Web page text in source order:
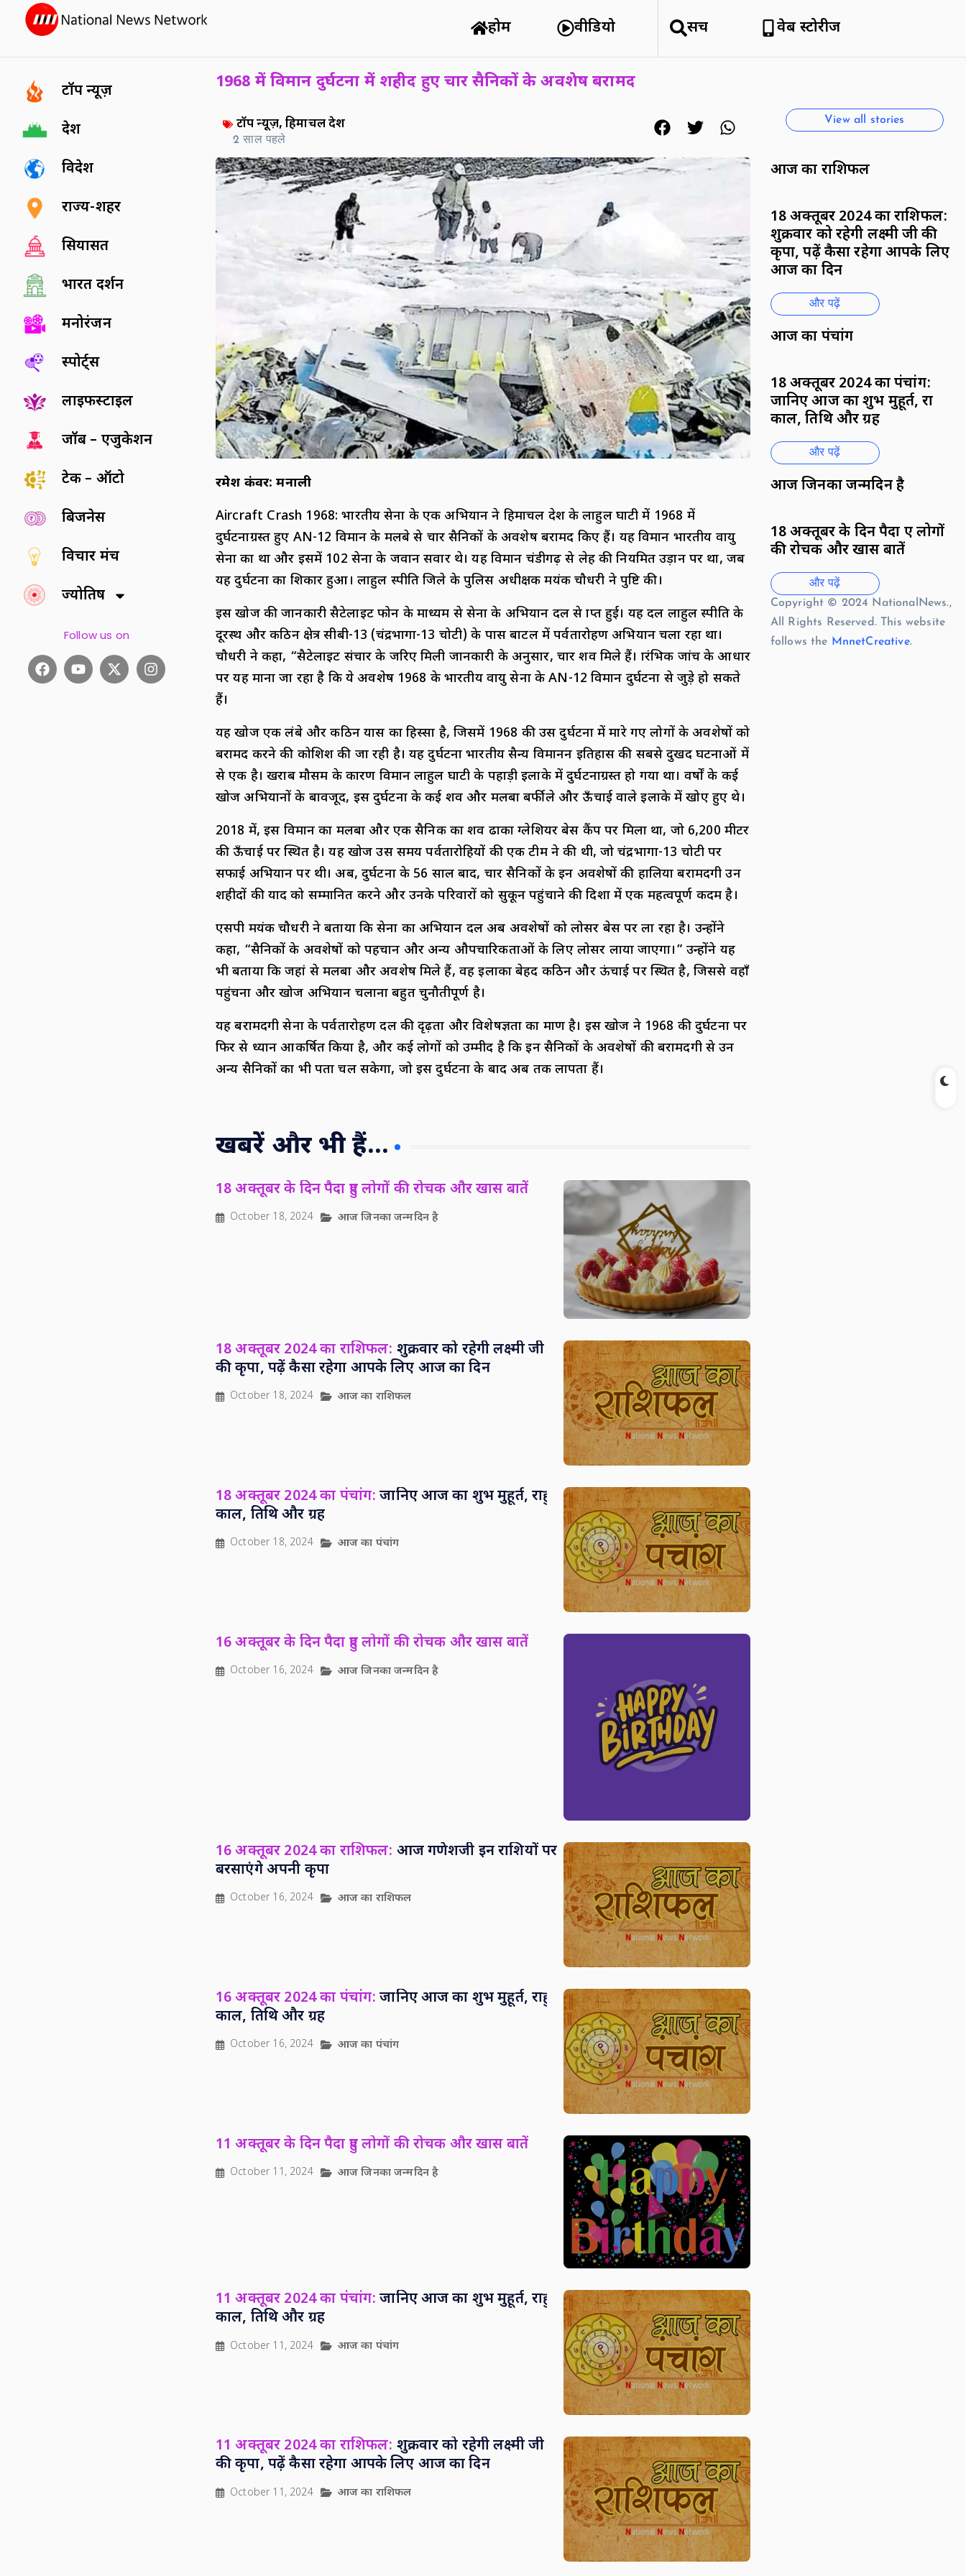
होम वीडियो सर्च वेब स्टोरीज
टॉप न्यूज़
देश
विदेश
राज्य-शहर
सियासत
भारत दर्शन
मनोरंजन
स्पोर्ट्स
लाइफस्टाइल
जॉब – एजुकेशन
टेक – ऑटो
बिजनेस
विचार मंच
ज्योतिष
Follow us on
1968 में विमान दुर्घटना में शहीद हुए चार सैनिकों के अवशेष बरामद
टॉप न्यूज़,हिमाचल प्रदेश
2 साल पहले
रमेश कंवर: मनाली
Aircraft Crash 1968: भारतीय सेना के एक अभियान ने हिमाचल प्रदेश के लाहुल घाटी में 1968 में
दुर्घटनाग्रस्त हुए AN-12 विमान के मलबे से चार सैनिकों के अवशेष बरामद किए हैं। यह विमान भारतीय वायु
सेना का था और इसमें 102 सेना के जवान सवार थे। यह विमान चंडीगढ़ से लेह की नियमित उड़ान पर था, जब
यह दुर्घटना का शिकार हुआ। लाहुल स्पीति जिले के पुलिस अधीक्षक मयंक चौधरी ने पुष्टि की।
इस खोज की जानकारी सैटेलाइट फोन के माध्यम से सेना के अभियान दल से प्राप्त हुई। यह दल लाहुल स्पीति के
दूरस्थ और कठिन क्षेत्र सीबी-13 (चंद्रभागा-13 चोटी) के पास बाटल में पर्वतारोहण अभियान चला रहा था।
चौधरी ने कहा, “सैटेलाइट संचार के जरिए मिली जानकारी के अनुसार, चार शव मिले हैं। प्रारंभिक जांच के आधार
पर यह माना जा रहा है कि ये अवशेष 1968 के भारतीय वायु सेना के AN-12 विमान दुर्घटना से जुड़े हो सकते
हैं।
यह खोज एक लंबे और कठिन प्रयास का हिस्सा है, जिसमें 1968 की उस दुर्घटना में मारे गए लोगों के अवशेषों को
बरामद करने की कोशिश की जा रही है। यह दुर्घटना भारतीय सैन्य विमानन इतिहास की सबसे दुखद घटनाओं में
से एक है। खराब मौसम के कारण विमान लाहुल घाटी के पहाड़ी इलाके में दुर्घटनाग्रस्त हो गया था। वर्षों के कई
खोज अभियानों के बावजूद, इस दुर्घटना के कई शव और मलबा बर्फीले और ऊँचाई वाले इलाके में खोए हुए थे।
2018 में, इस विमान का मलबा और एक सैनिक का शव ढाका ग्लेशियर बेस कैंप पर मिला था, जो 6,200 मीटर
की ऊँचाई पर स्थित है। यह खोज उस समय पर्वतारोहियों की एक टीम ने की थी, जो चंद्रभागा-13 चोटी पर
सफाई अभियान पर थी। अब, दुर्घटना के 56 साल बाद, चार सैनिकों के इन अवशेषों की हालिया बरामदगी उन
शहीदों की याद को सम्मानित करने और उनके परिवारों को सुकून पहुंचाने की दिशा में एक महत्वपूर्ण कदम है।
एसपी मयंक चौधरी ने बताया कि सेना का अभियान दल अब अवशेषों को लोसर बेस पर ला रहा है। उन्होंने
कहा, “सैनिकों के अवशेषों को पहचान और अन्य औपचारिकताओं के लिए लोसर लाया जाएगा।” उन्होंने यह
भी बताया कि जहां से मलबा और अवशेष मिले हैं, वह इलाका बेहद कठिन और ऊंचाई पर स्थित है, जिससे वहाँ
पहुंचना और खोज अभियान चलाना बहुत चुनौतीपूर्ण है।
यह बरामदगी सेना के पर्वतारोहण दल की दृढ़ता और विशेषज्ञता का प्रमाण है। इस खोज ने 1968 की दुर्घटना पर
फिर से ध्यान आकर्षित किया है, और कई लोगों को उम्मीद है कि इन सैनिकों के अवशेषों की बरामदगी से उन
अन्य सैनिकों का भी पता चल सकेगा, जो इस दुर्घटना के बाद अब तक लापता हैं।
खबरें और भी हैं...
18 अक्तूबर के दिन पैदा हुए लोगों की रोचक और खास बातें
October 18, 2024 आज जिनका जन्मदिन है
18 अक्तूबर 2024 का राशिफल: शुक्रवार को रहेगी लक्ष्मी जी
की कृपा, पढ़ें कैसा रहेगा आपके लिए आज का दिन
October 18, 2024 आज का राशिफल
18 अक्तूबर 2024 का पंचांग: जानिए आज का शुभ मुहूर्त, राहु
काल, तिथि और ग्रह
October 18, 2024 आज का पंचांग
16 अक्तूबर के दिन पैदा हुए लोगों की रोचक और खास बातें
October 16, 2024 आज जिनका जन्मदिन है
16 अक्तूबर 2024 का राशिफल: आज गणेशजी इन राशियों पर
बरसाएंगे अपनी कृपा
October 16, 2024 आज का राशिफल
16 अक्तूबर 2024 का पंचांग: जानिए आज का शुभ मुहूर्त, राहु
काल, तिथि और ग्रह
October 16, 2024 आज का पंचांग
11 अक्तूबर के दिन पैदा हुए लोगों की रोचक और खास बातें
October 11, 2024 आज जिनका जन्मदिन है
11 अक्तूबर 2024 का पंचांग: जानिए आज का शुभ मुहूर्त, राहु
काल, तिथि और ग्रह
October 11, 2024 आज का पंचांग
11 अक्तूबर 2024 का राशिफल: शुक्रवार को रहेगी लक्ष्मी जी
की कृपा, पढ़ें कैसा रहेगा आपके लिए आज का दिन
October 11, 2024 आज का राशिफल
हिमाचल क्यों है सैलानियों को इतना
View all stories
आज का राशिफल
18 अक्तूबर 2024 का राशिफल:
शुक्रवार को रहेगी लक्ष्मी जी की
कृपा, पढ़ें कैसा रहेगा आपके लिए
आज का दिन
और पढ़ें
आज का पंचांग
18 अक्तूबर 2024 का पंचांग:
जानिए आज का शुभ मुहूर्त, राहु
काल, तिथि और ग्रह
और पढ़ें
आज जिनका जन्मदिन है
18 अक्तूबर के दिन पैदा हुए लोगों
की रोचक और खास बातें
और पढ़ें
Copyright © 2024 NationalNews.,
All Rights Reserved. This website
follows the MnnetCreative.